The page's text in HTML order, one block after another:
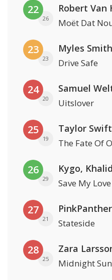
22
26
Robert Van
Moët Dat
23
23
Myles
Drive Safe
24
20
Samuel
Uitslover
25
19
Taylor Swift
The Fate Of
26
29
Kygo,
Save My Love
27
21 Stateside
28
25
Zara
Midnight Sun